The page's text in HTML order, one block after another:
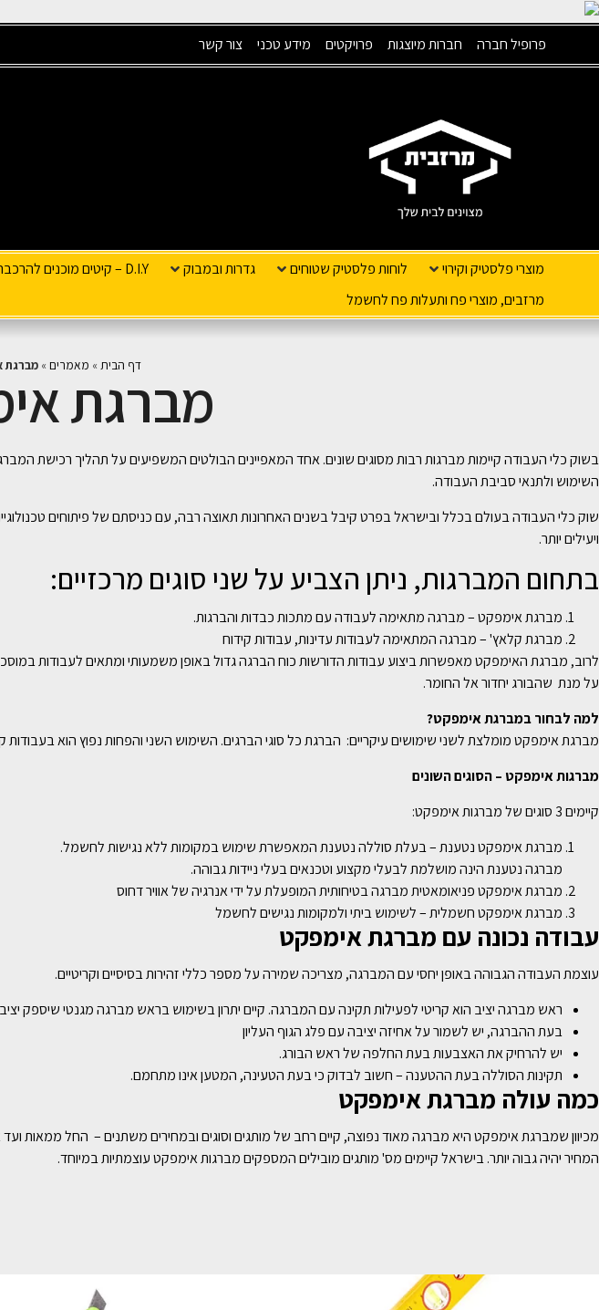
פרופיל חברה חברות מיוצגות פרויקטים מידע טכני צור קשר
מוצרי פלסטיק וקירוי לוחות פלסטיק שטוחים גדרות ובמבוק D.I.Y – קיטים מוכנים להרכבה
מרזבים, מוצרי פח ותעלות פח לחשמל
דף הבית » מאמרים » מברגת מברגת
בשוק כלי העבודה קיימות מברגות רבות מסוגים שונים. אחד המאפיינים הבולטים המשפיעים על תהליך רכישת
השימוש ולתנאי סביבת העבודה.
שוק כלי העבודה בעולם בכלל ובישראל בפרט קיבל בשנים האחרונות תאוצה רבה, עם כניסתם של פיתוחים
ויעילים יותר.
בתחום המברגות, ניתן הצביע על שני סוגים מרכזיים:
מברגת אימפקט – מברגה מתאימה לעבודה עם מתכות כבדות והברגות.
מברגת קלאץ' – מברגה המתאימה לעבודות עדינות, עבודות קידוח
לרוב, מברגת האימפקט מאפשרות ביצוע עבודות הדורשות כוח הברגה גדול באופן משמעותי ומתאים לעבודות
על מנת שהבורג יחדור אל החומר.
למה לבחור במברגת אימפקט?
מברגת אימפקט מומלצת לשני שימושים עיקריים: הברגת כל סוגי הברגים. השימוש השני והפחות נפוץ הוא בעבודות
מברגות אימפקט – הסוגים השונים
קיימים 3 סוגים של מברגות אימפקט:
מברגת אימפקט נטענת – בעלת סוללה נטענת המאפשרת שימוש במקומות ללא נגישות לחשמל.
מברגה נטענת הינה מושלמת לבעלי מקצוע וטכנאים בעלי ניידות גבוהה.
מברגת אימפקט פניאומאטית מברגה בטיחותית המופעלת על ידי אנרגיה של אוויר דחוס
מברגת אימפקט חשמלית – לשימוש ביתי ולמקומות נגישים לחשמל
עבודה נכונה עם מברגת אימפקט
עוצמת העבודה הגבוהה באופן יחסי עם המברגה, מצריכה שמירה על מספר כללי זהירות בסיסיים וקריטיים.
ראש מברגה יציב הוא קריטי לפעילות תקינה עם המברגה. קיים יתרון בשימוש בראש מברגה מגנטי שיספק
בעת ההברגה, יש לשמור על אחיזה יציבה עם פלג הגוף העליון
יש להרחיק את האצבעות בעת החלפה של ראש הבורג.
תקינות הסוללה בעת ההטענה – חשוב לבדוק כי בעת הטעינה, המטען אינו מתחמם.
כמה עולה מברגת אימפקט
מכיוון שמברגת אימפקט היא מברגה מאוד נפוצה, קיים רחב של מותגים וסוגים ובמחירים משתנים – החל ממאות
המחיר יהיה גבוה יותר. בישראל קיימים מס' מותגים מובילים המספקים מברגות אימפקט עוצמתיות במיוחד.